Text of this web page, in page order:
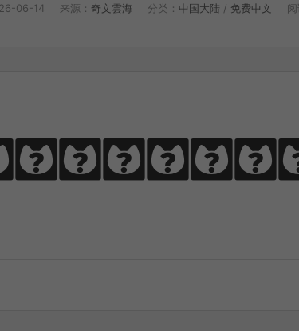
06-14 来源： 奇文雲海 分类： 中国大陆 / 免费中文
，啃文万遍